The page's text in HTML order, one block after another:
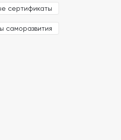
сертификаты
саморазвития